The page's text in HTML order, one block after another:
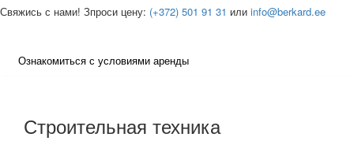
Свяжись с нами! Зпроси цену: (+372) 501 91 31 или info@berkard.ee
Ознакомиться с условиями аренды
Строительная техника